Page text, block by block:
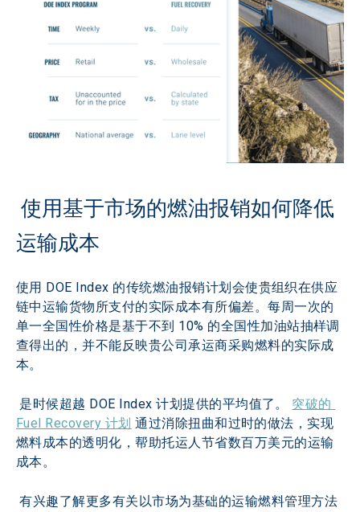
运输成本
使用 DOE Index 的传统燃油报销计划会使贵组织在供应
链中运输货物所支付的实际成本有所偏差。每周一次的
单一全国性价格是基于不到 10% 的全国性加油站抽样调
查得出的，并不能反映贵公司承运商采购燃料的实际成
本。
是时候超越 DOE Index 计划提供的平均值了。 突破的
Fuel Recovery 计划 通过消除扭曲和过时的做法，实现
燃料成本的透明化，帮助托运人节省数百万美元的运输
成本。
有兴趣了解更多有关以市场为基础的运输燃料管理方法